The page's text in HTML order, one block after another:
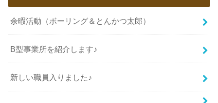
余暇活動（ボーリング＆とんかつ太郎）
B型事業所を紹介します♪
新しい職員入りました♪